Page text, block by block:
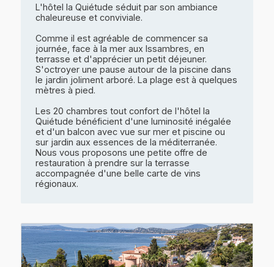
L'hôtel la Quiétude séduit par son ambiance
chaleureuse et conviviale.
Comme il est agréable de commencer sa
journée, face à la mer aux Issambres, en
terrasse et d'apprécier un petit déjeuner.
S'octroyer une pause autour de la piscine dans
le jardin joliment arboré. La plage est à quelques
mètres à pied.
Les 20 chambres tout confort de l'hôtel la
Quiétude bénéficient d'une luminosité inégalée
et d'un balcon avec vue sur mer et piscine ou
sur jardin aux essences de la méditerranée.
Nous vous proposons une petite offre de
restauration à prendre sur la terrasse
accompagnée d'une belle carte de vins
régionaux.